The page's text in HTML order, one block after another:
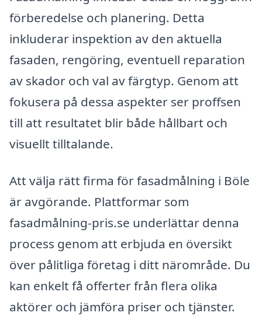
förberedelse och planering. Detta
inkluderar inspektion av den aktuella
fasaden, rengöring, eventuell reparation
av skador och val av färgtyp. Genom att
fokusera på dessa aspekter ser proffsen
till att resultatet blir både hållbart och
visuellt tilltalande.
Att välja rätt firma för fasadmålning i Böle
är avgörande. Plattformar som
fasadmålning-pris.se underlättar denna
process genom att erbjuda en översikt
över pålitliga företag i ditt närområde. Du
kan enkelt få offerter från flera olika
aktörer och jämföra priser och tjänster.